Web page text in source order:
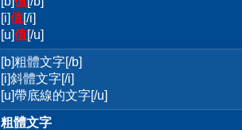
[i]值[/i]
[u]值[/u]
[b]粗體文字[/b]
[i]斜體文字[/i]
[u]帶底線的文字[/u]
粗體文字